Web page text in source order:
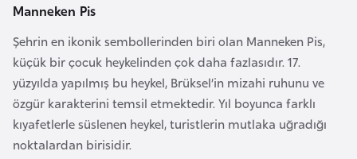
Manneken Pis
Şehrin en ikonik sembollerinden biri olan Manneken Pis,
küçük bir çocuk heykelinden çok daha fazlasıdır. 17.
yüzyılda yapılmış bu heykel, Brüksel’in mizahi ruhunu ve
özgür karakterini temsil etmektedir. Yıl boyunca farklı
kıyafetlerle süslenen heykel, turistlerin mutlaka uğradığı
noktalardan birisidir.
a
n
g
l
a
d